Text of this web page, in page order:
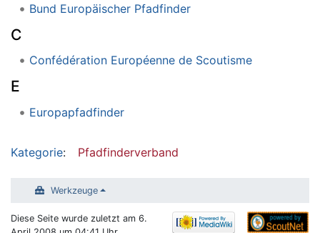
Bund Europäischer Pfadfinder
C
Confédération Européenne de Scoutisme
E
Europapfadfinder
Kategorie: Pfadfinderverband
Werkzeuge
Diese Seite wurde zuletzt am 6.